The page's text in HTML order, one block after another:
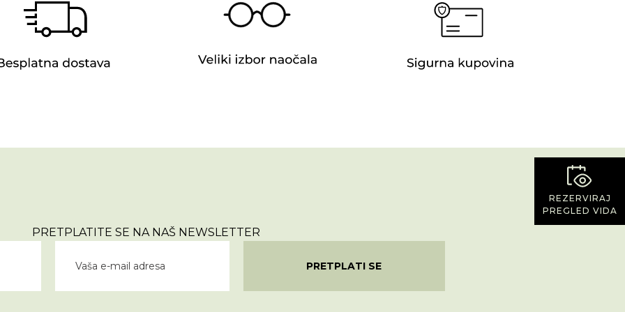
REZERVIRAJ
PREGLED VIDA
PRETPLATITE SE NA NAŠ NEWSLETTER
PRETPLATI SE